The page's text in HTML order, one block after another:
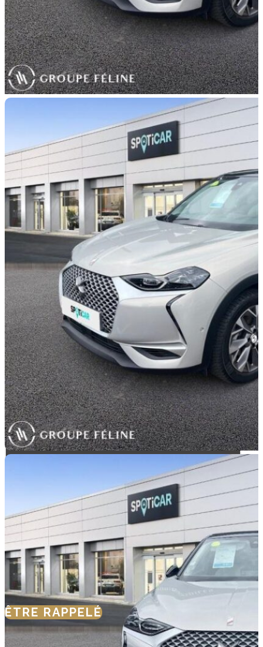
DS DS 3
Crossback
E-Tense Grand Chic
DISPONIBILITÉ EN
CONCESSION
Saint-Dizier
18 870 €
Spoticar-
Premium
12 Mois
ÊTRE RAPPELÉ NOUS CONTACTER
SIMULER VOTRE